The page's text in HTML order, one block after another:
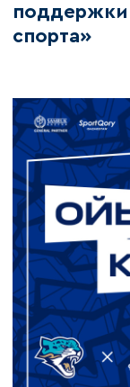
поддержки
спорта»